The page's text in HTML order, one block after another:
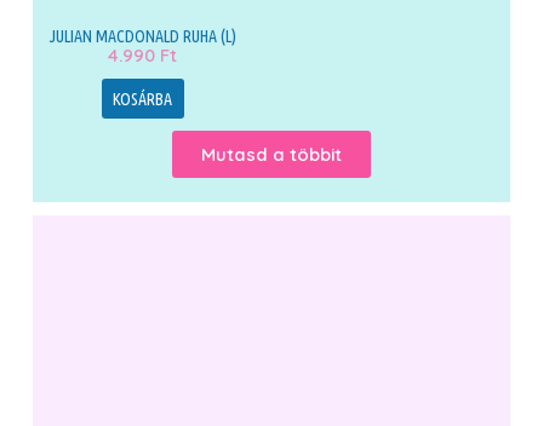
JULIAN MACDONALD RUHA (L)
4.990 Ft
KOSÁRBA
Mutasd a többit